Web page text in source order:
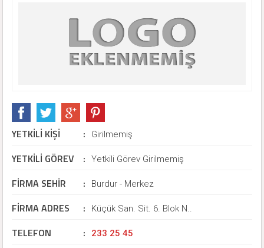
YETKİLİ KİŞİ : Girilmemiş
YETKİLİ GÖREV : Yetkili Görev Girilmemiş
FİRMA SEHİR : Burdur - Merkez
FİRMA ADRES : Küçük San. Sit. 6. Blok N..
TELEFON : 233 25 45